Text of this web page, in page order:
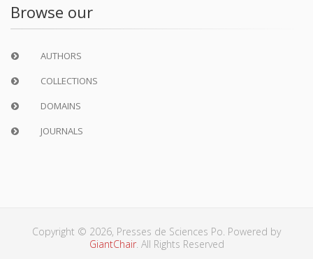
Browse our
AUTHORS
COLLECTIONS
DOMAINS
JOURNALS
Copyright © 2026, Presses de Sciences Po. Powered by
GiantChair. All Rights Reserved